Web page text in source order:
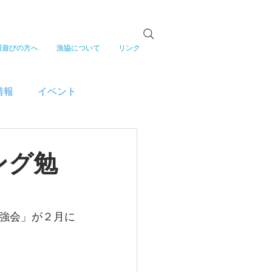
遊びの方へ 漁協について リンク
報 イベント
グ勉
会」が２月に